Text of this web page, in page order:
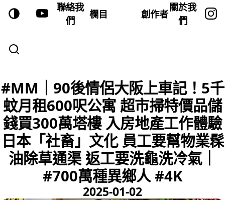
聯絡我
們
欄目 創作者
關於我
們
#MM｜90後情侶大阪上車記！5千
蚊月租600呎公寓 超市掃特價品儲
錢買300萬塔樓 入房地產工作體驗
日本「社畜」文化 員工要幫物業髹
油除草通渠 返工要洗龜洗冷氣｜
#700萬種異鄉人 #4K
2025-01-02